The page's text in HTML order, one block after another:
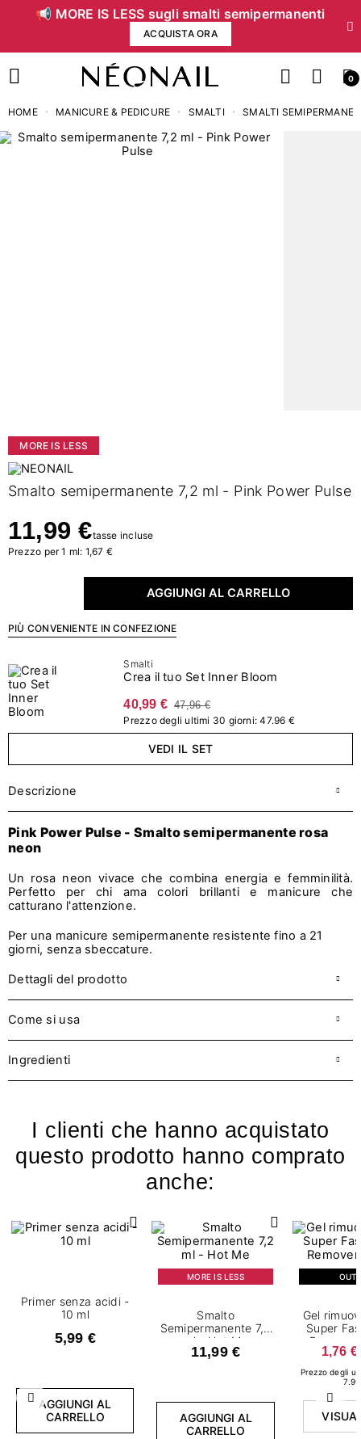
📢 MORE IS LESS sugli smalti semipermanenti
ACQUISTA ORA
0
HOME MANICURE & PEDICURE SMALTI SMALTI
MORE IS LESS
Smalto semipermanente 7,2 ml - Pink Power Pulse
11,99 €tasse incluse
Prezzo per 1 ml: 1,67 €
AGGIUNGI AL CARRELLO
PIÙ CONVENIENTE IN CONFEZIONE
Smalti
Crea il tuo Set Inner Bloom
40,99 € 47,96 €
Prezzo degli ultimi 30 giorni: 47.96 €
VEDI IL SET
Descrizione
Pink Power Pulse -Smalto semipermanente rosa
neon
Un rosa neon vivace che combina energia e femminilità.
Perfetto per chi ama colori brillanti e manicure che
catturano l'attenzione.
Per una manicure semipermanente resistente fino a 21
giorni, senza sbeccature.
Dettagli del prodotto
Come si usa
Ingredienti
I clienti che hanno acquistato
questo prodotto hanno comprato
anche:
Precedente
Primer senza acidi -
10 ml
5,99 €
AGGIUNGI AL
CARRELLO
MORE IS LESS
Smalto
Semipermanente 7,2
ml - Hot Me
11,99 €
AGGIUNGI AL
CARRELLO
Gel
Super
1,76 €
Prezzo degli